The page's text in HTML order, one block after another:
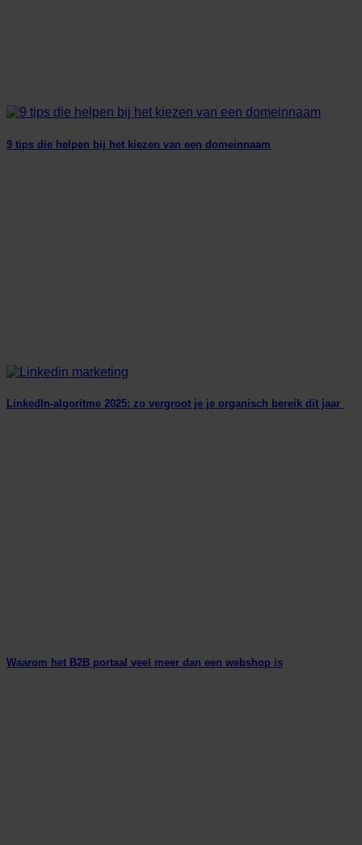
9 tips die helpen bij het kiezen van een domeinnaam
LinkedIn-algoritme 2025: zo vergroot je je organisch bereik dit jaar
Waarom het B2B portaal veel meer dan een webshop is